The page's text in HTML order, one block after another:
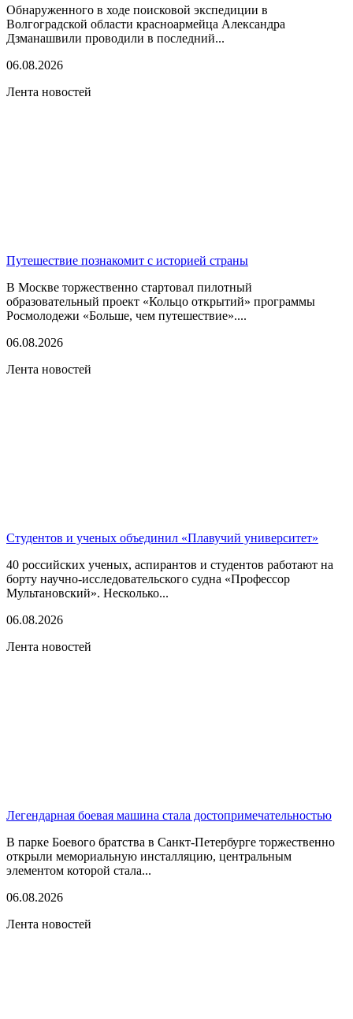
Обнаруженного в ходе поисковой экспедиции в
Волгоградской области красноармейца Александра
Дзманашвили проводили в последний...
06.08.2026
Лента новостей
Путешествие познакомит с историей страны
В Москве торжественно стартовал пилотный
образовательный проект «Кольцо открытий» программы
Росмолодежи «Больше, чем путешествие»....
06.08.2026
Лента новостей
Студентов и ученых объединил «Плавучий университет»
40 российских ученых, аспирантов и студентов работают на
борту научно-исследовательского судна «Профессор
Мультановский». Несколько...
06.08.2026
Лента новостей
Легендарная боевая машина стала достопримечательностью
В парке Боевого братства в Санкт-Петербурге торжественно
открыли мемориальную инсталляцию, центральным
элементом которой стала...
06.08.2026
Лента новостей